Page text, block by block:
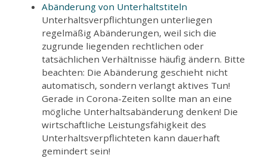
Abänderung von Unterhaltstiteln
Unterhaltsverpflichtungen unterliegen
regelmäßig Abänderungen, weil sich die
zugrunde liegenden rechtlichen oder
tatsächlichen Verhältnisse häufig ändern. Bitte
beachten: Die Abänderung geschieht nicht
automatisch, sondern verlangt aktives Tun!
Gerade in Corona-Zeiten sollte man an eine
mögliche Unterhaltsabänderung denken! Die
wirtschaftliche Leistungsfähigkeit des
Unterhaltsverpflichteten kann dauerhaft
gemindert sein!